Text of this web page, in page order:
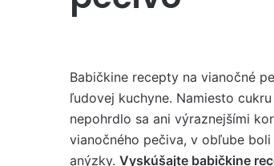
Babičkine recepty na vianočné
ľudovej kuchyne. Namiesto
nepohrdlo sa ani výraznejšími
vianočného pečiva, v obľube boli
anýzky. Vyskúšajte babičkine